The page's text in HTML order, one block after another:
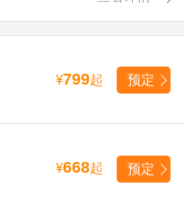
¥799起 预定
¥668起 预定